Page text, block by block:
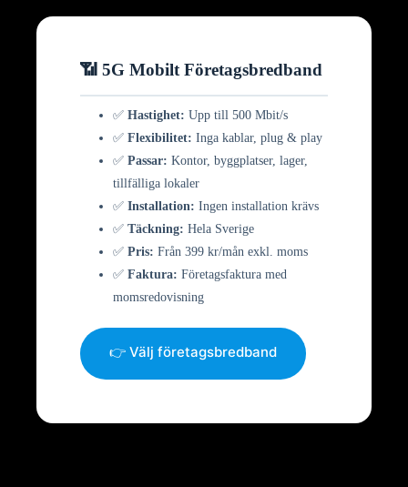
📶 5G Mobilt Företagsbredband
✅ Hastighet: Upp till 500 Mbit/s
✅ Flexibilitet: Inga kablar, plug & play
✅ Passar: Kontor, byggplatser, lager,
tillfälliga lokaler
✅ Installation: Ingen installation krävs
✅ Täckning: Hela Sverige
✅ Pris: Från 399 kr/mån exkl. moms
✅ Faktura: Företagsfaktura med
momsredovisning
👉 Välj företagsbredband